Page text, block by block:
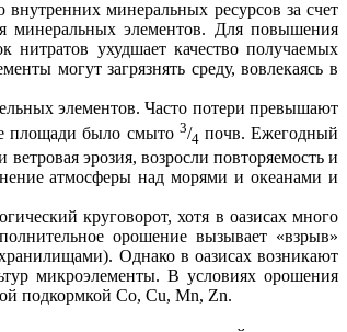
минеральных ресурсов за счет
минеральных элементов. Для повышения
ухудшает качество получаемых
могут загрязнять среду, вовлекаясь в
элементов. Часто потери превышают
площади было смыто 3/4 почв. Ежегодный
ветровая эрозия, возросли повторяемость и
атмосферы над морями и океанами и
круговорот, хотя в оазисах много
орошение вызывает «взрыв»
Однако в оазисах возникают
микроэлементы. В условиях орошения
подкормкой Со, Сu, Mn, Zn.